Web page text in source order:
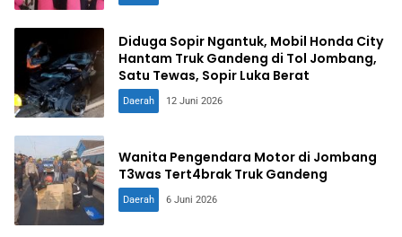
Diduga Sopir Ngantuk, Mobil Honda City
Hantam Truk Gandeng di Tol Jombang,
Satu Tewas, Sopir Luka Berat
Daerah 12 Juni 2026
Wanita Pengendara Motor di Jombang
T3was Tert4brak Truk Gandeng
Daerah 6 Juni 2026